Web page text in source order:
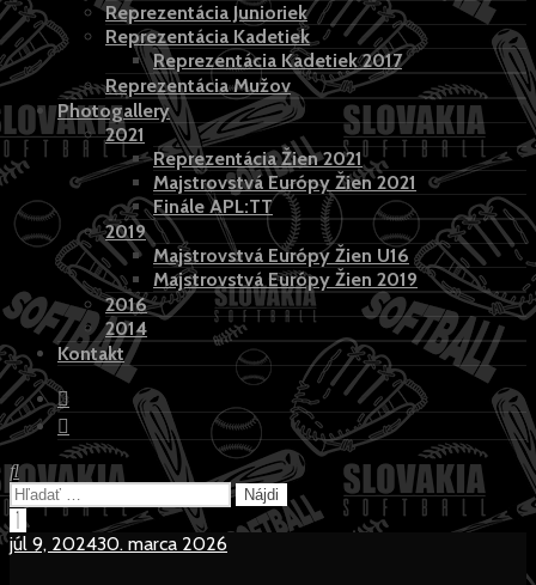
Reprezentácia Junioriek
Reprezentácia Kadetiek
Reprezentácia Kadetiek 2017
Reprezentácia Mužov
Photogallery
2021
Reprezentácia Žien 2021
Majstrovstvá Európy Žien 2021
Finále APL:TT
2019
Majstrovstvá Európy Žien U16
Majstrovstvá Európy Žien 2019
2016
2014
Kontakt
Hľadať:
Hľadať:
Close
Search
júl 9, 202430. marca 2026